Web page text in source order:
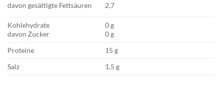
davon gesättigte Fettsäuren
2,7
Kohlehydrate
davon Zucker
0 g
0 g
Proteine
15 g
Salz
1,5 g